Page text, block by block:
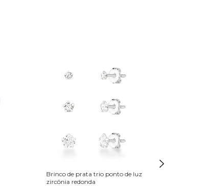
Brinco de prata trio ponto de luz
zircônia redonda